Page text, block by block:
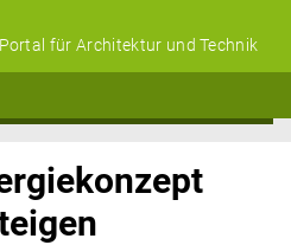
Portal für Architektur und Technik